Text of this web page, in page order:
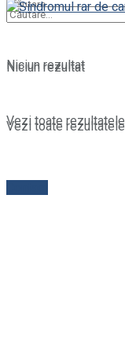
Niciun rezultat
Vezi toate rezultatele
Niciun rezultat
Vezi toate rezultatele